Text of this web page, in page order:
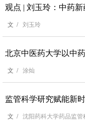
观点 | 刘玉玲：中药
文 / 刘玉玲
北京中医药大学以中
文 / 涂灿
监管科学研究赋能新
文 / 沈阳药科大学药品监管